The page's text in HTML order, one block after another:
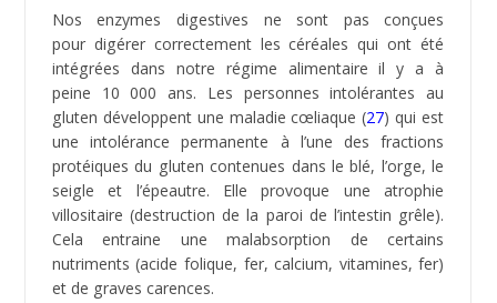
(seigle, orge, blé, avoine, triticale, épeautre, kamut), à
savoir le quinoa, le sarrasin, le tapioca et le riz (blanc
et entier).